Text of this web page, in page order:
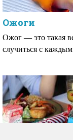
Ожоги
Ожог — это такая
случиться с